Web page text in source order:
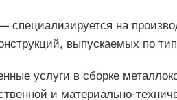
на
выпускаемых по
услуги в сборке
и материально-